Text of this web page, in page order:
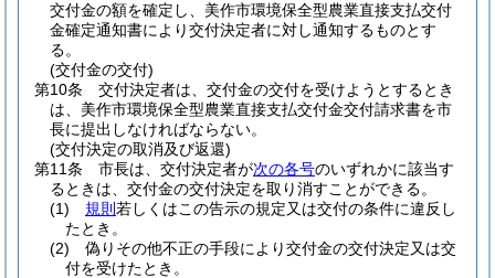
交付金の額を確定し、美作市環境保全型農業直接支払交付
金確定通知書により交付決定者に対し通知するものとす
る。
(交付金の交付)
第10条
交付決定者は、交付金の交付を受けようとするとき
は、美作市環境保全型農業直接支払交付金交付請求書を市
長に提出しなければならない。
(交付決定の取消及び返還)
第11条
市長は、交付決定者が次の各号のいずれかに該当す
るときは、交付金の交付決定を取り消すことができる。
(1)
規則 若しくはこの告示の規定又は交付の条件に違反し
たとき。
(2)
偽りその他不正の手段により交付金の交付決定又は交
付を受けたとき。